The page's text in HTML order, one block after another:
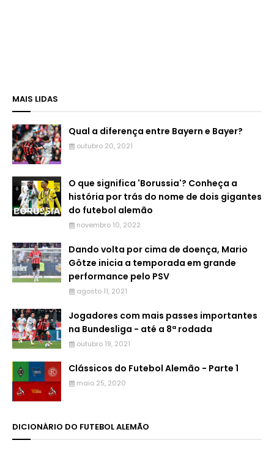
MAIS LIDAS
Qual a diferença entre Bayern e Bayer?
outubro 20, 2021
O que significa 'Borussia'? Conheça a
história por trás do nome de dois gigantes
do futebol alemão
novembro 10, 2022
Dando volta por cima de doença, Mario
Götze inicia a temporada em grande
performance pelo PSV
agosto 11, 2021
Jogadores com mais passes importantes
na Bundesliga - até a 8ª rodada
outubro 19, 2021
Clássicos do Futebol Alemão - Parte 1
maio 25, 2020
DICIONÁRIO DO FUTEBOL ALEMÃO